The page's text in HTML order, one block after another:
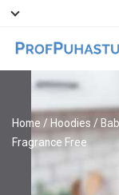
Home / Hoodies /
Fragrance Free